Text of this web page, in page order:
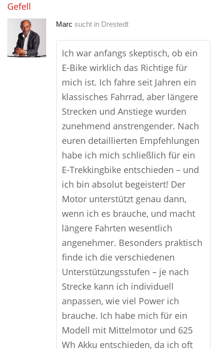
Gefell
Marc sucht in Drestedt
Ich war anfangs skeptisch, ob ein
E-Bike wirklich das Richtige für
mich ist. Ich fahre seit Jahren ein
klassisches Fahrrad, aber längere
Strecken und Anstiege wurden
zunehmend anstrengender. Nach
euren detaillierten Empfehlungen
habe ich mich schließlich für ein
E-Trekkingbike entschieden – und
ich bin absolut begeistert! Der
Motor unterstützt genau dann,
wenn ich es brauche, und macht
längere Fahrten wesentlich
angenehmer. Besonders praktisch
finde ich die verschiedenen
Unterstützungsstufen – je nach
Strecke kann ich individuell
anpassen, wie viel Power ich
brauche. Ich habe mich für ein
Modell mit Mittelmotor und 625
Wh Akku entschieden, da ich oft